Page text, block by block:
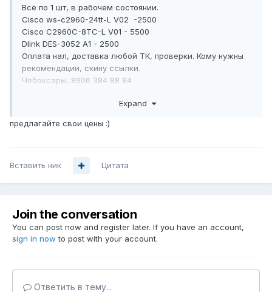
Всё по 1 шт, в рабочем состоянии.
Cisco ws-c2960-24tt-L V02 -2500
Cisco C2960C-8TC-L V01 - 5500
Dlink DES-3052 A1 - 2500
Оплата нал, доставка любой ТК, проверки. Кому нужны
рекомендации, скину ссылки.
Чебоксары, 8906 384 88 84
Expand
предлагайте свои цены :)
Вставить ник Цитата
Join the conversation
You can post now and register later. If you have an account,
sign in now to post with your account.
Ответить в тему...